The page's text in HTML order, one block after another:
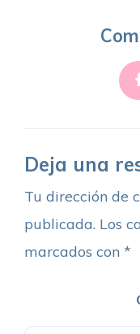
Deja una
Tu dirección de
publicada. Los
marcados con *